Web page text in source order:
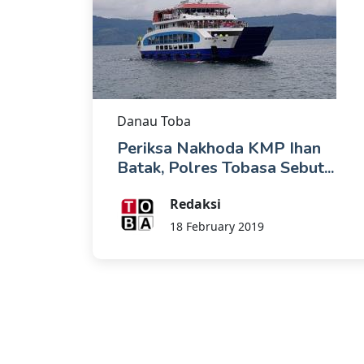
Danau Toba
Periksa Nakhoda KMP Ihan
Batak, Polres Tobasa Sebut...
Redaksi
18 February 2019